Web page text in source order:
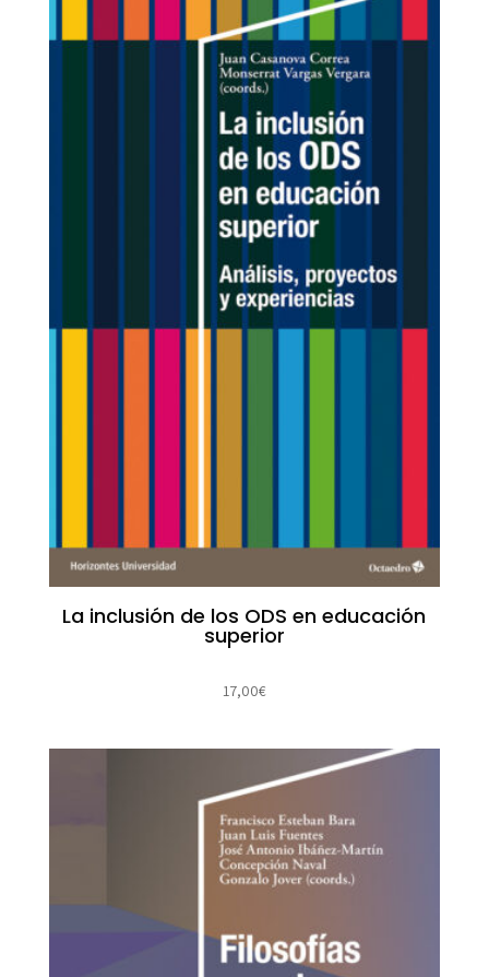
La inclusión de los ODS en educación
superior
17,00€